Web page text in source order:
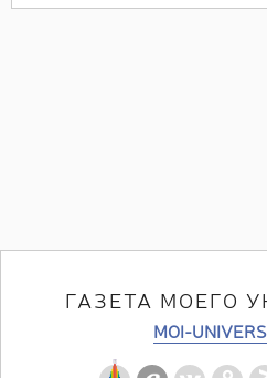
ГАЗЕТА МОЕГО
MOI-